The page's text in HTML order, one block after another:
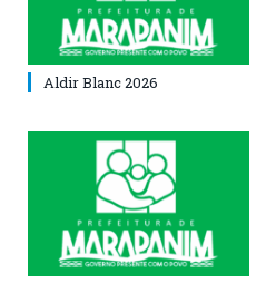
Aldir Blanc 2026